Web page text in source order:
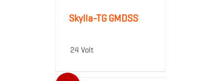
Skylla-TG GMDSS
24 Volt